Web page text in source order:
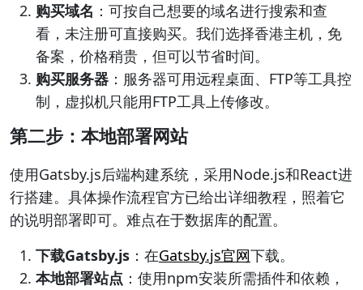
购买域名 ：可按自己想要的域名进行搜索和查
看，未注册可直接购买。我们选择香港主机，免
备案，价格稍贵，但可以节省时间。
购买服务器 ：服务器可用远程桌面、FTP等工具控
制，虚拟机只能用FTP工具上传修改。
第二步：本地部署网站
使用Gatsby.js后端构建系统，采用Node.js和React进
行搭建。具体操作流程官方已给出详细教程，照着它
的说明部署即可。难点在于数据库的配置。
下载Gatsby.js ：在Gatsby.js官网下载。
本地部署站点 ：使用npm安装所需插件和依赖，